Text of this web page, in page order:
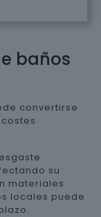
baños
convertirse
su
materiales
locales puede